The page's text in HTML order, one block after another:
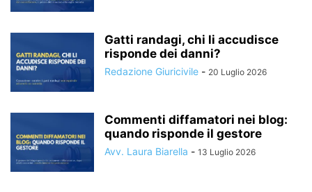
Gatti randagi, chi li accudisce
risponde dei danni?
Redazione Giuricivile - 20 Luglio 2026
Commenti diffamatori nei blog:
quando risponde il gestore
Avv. Laura Biarella - 13 Luglio 2026